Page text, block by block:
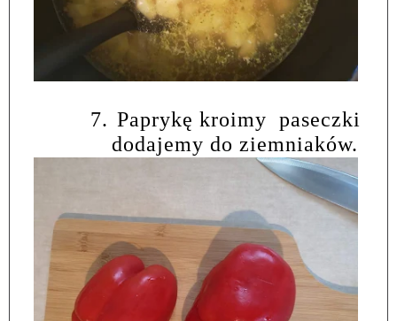
7. Paprykę kroimy paseczki
dodajemy do ziemniaków.